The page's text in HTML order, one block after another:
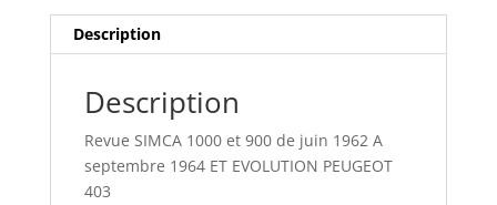
1963
Description
Description
Revue SIMCA 1000 et 900 de juin 1962 A
septembre 1964 ET EVOLUTION PEUGEOT
403